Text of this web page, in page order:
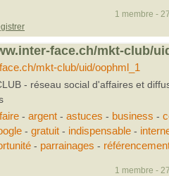
1 membre -
face.ch/mkt-club/
mkt-club/uid/oophml_1
- réseau social d'affaires et
- argent- astuces - business -
- gratuit- indispensable-
- parrainages -
1 membre -